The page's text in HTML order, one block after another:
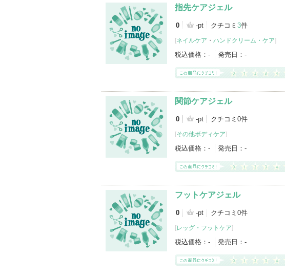
指先ケアジェル
0 -pt クチコミ 3件
[ネイルケア ・ ハンドクリーム・ケア]
税込価格： - 発売日： -
関節ケアジェル
0 -pt クチコミ0件
[その他ボディケア]
税込価格： - 発売日： -
フットケアジェル
0 -pt クチコミ0件
[レッグ・フットケア]
税込価格： - 発売日： -